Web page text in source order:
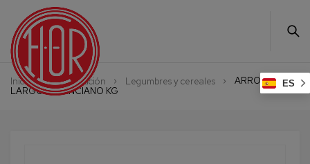
Inicio Alimentación Legumbres y cereales
ARROZ
LARGO VALENCIANO KG
ES